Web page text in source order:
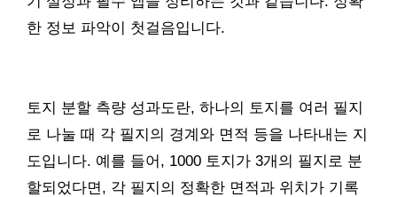
한 정보 파악이 첫걸음입니다.
토지 분할 측량 성과도란, 하나의 토지를 여러 필지
로 나눌 때 각 필지의 경계와 면적 등을 나타내는 지
도입니다. 예를 들어, 1000 토지가 3개의 필지로 분
할되었다면, 각 필지의 정확한 면적과 위치가 기록